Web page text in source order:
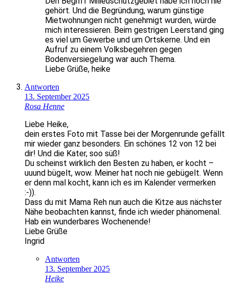
gehört. Und die Begründung, warum günstige
Mietwohnungen nicht genehmigt wurden, würde
mich interessieren. Beim gestrigen Leerstand ging
es viel um Gewerbe und um Ortskerne. Und ein
Aufruf zu einem Volksbegehren gegen
Bodenversiegelung war auch Thema.
Liebe Grüße, heike
Antworten
13. September 2025
Rosa Henne
Liebe Heike,
dein erstes Foto mit Tasse bei der Morgenrunde gefällt
mir wieder ganz besonders. Ein schönes 12 von 12 bei
dir! Und die Kater, soo süß!
Du scheinst wirklich den Besten zu haben, er kocht –
uuund bügelt, wow. Meiner hat noch nie gebügelt. Wenn
er denn mal kocht, kann ich es im Kalender vermerken
:-)).
Dass du mit Mama Reh nun auch die Kitze aus nächster
Nähe beobachten kannst, finde ich wieder phänomenal.
Hab ein wunderbares Wochenende!
Liebe Grüße
Ingrid
Antworten
13. September 2025
Heike